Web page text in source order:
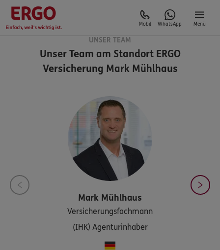
Mobil WhatsApp Menü
UNSER TEAM
Unser Team am StandortERGO
Versicherung Mark Mühlhaus
Mark Mühlhaus
Versicherungsfachmann
(IHK) Agenturinhaber